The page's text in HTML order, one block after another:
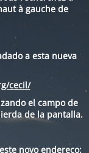
à gauche de
a esta nueva
cecil/
el campo de
de la pantalla.
novo endereço: